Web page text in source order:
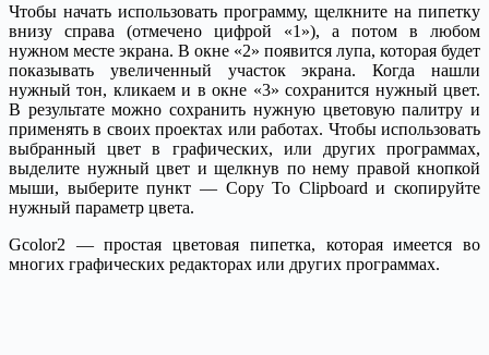
Чтобы начать использовать программу, щелкните на пипетку
внизу справа (отмечено цифрой «1»), а потом в любом
нужном месте экрана. В окне «2» появится лупа, которая будет
показывать увеличенный участок экрана. Когда нашли
нужный тон, кликаем и в окне «3» сохранится нужный цвет.
В результате можно сохранить нужную цветовую палитру и
применять в своих проектах или работах. Чтобы использовать
выбранный цвет в графических, или других программах,
выделите нужный цвет и щелкнув по нему правой кнопкой
мыши, выберите пункт — Copy To Clipboard и скопируйте
нужный параметр цвета.
Gcolor2 — простая цветовая пипетка, которая имеется во
многих графических редакторах или других программах.